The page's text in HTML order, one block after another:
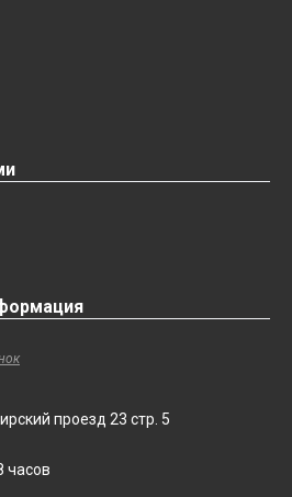
проезд 23 стр. 5
часов